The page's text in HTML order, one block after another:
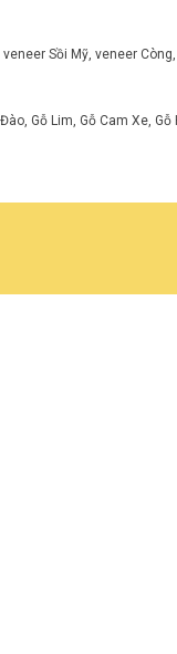
Sồi Mỹ, veneer
Gỗ Lim, Gỗ Cam Xe, Gỗ